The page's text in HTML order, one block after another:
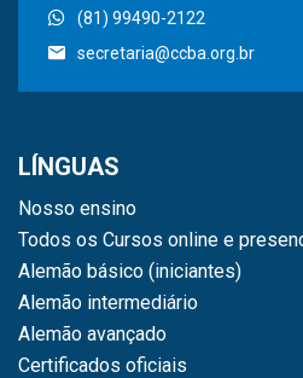
(81) 99490-2122
secretaria@ccba.org.br
LÍNGUAS
Nosso ensino
Todos os Cursos online e
Alemão básico (iniciantes)
Alemão intermediário
Alemão avançado
Certificados oficiais